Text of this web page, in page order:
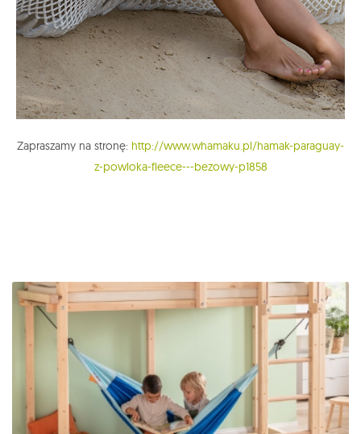
Zapraszamy na stronę: http://www.whamaku.pl/hamak-paraguay-
z-powloka-fleece---bezowy-p1858